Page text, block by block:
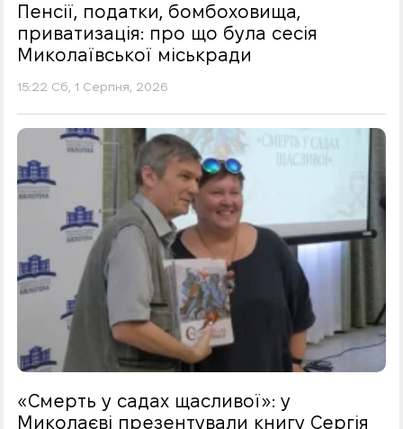
Пенсії, податки, бомбоховища,
приватизація: про що була сесія
Миколаївської міськради
15:22 Сб, 1 Серпня, 2026
«Смерть у садах щасливої»: у
Миколаєві презентували книгу Сергія